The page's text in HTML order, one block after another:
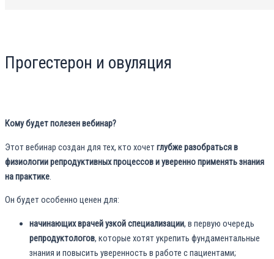
Прогестерон и овуляция
Кому будет полезен вебинар?
Этот вебинар создан для тех, кто хочетглубже разобраться в
физиологии репродуктивных процессов и уверенно применять знания
на практике.
Он будет особенно ценен для:
начинающих врачей узкой специализации, в первую очередь
репродуктологов, которые хотят укрепить фундаментальные
знания и повысить уверенность в работе с пациентами;